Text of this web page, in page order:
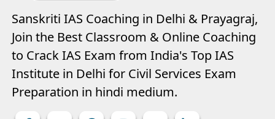
Sanskriti IAS Coaching in Delhi & Prayagraj,
Join the Best Classroom & Online Coaching
to Crack IAS Exam from India's Top IAS
Institute in Delhi for Civil Services Exam
Preparation in hindi medium.